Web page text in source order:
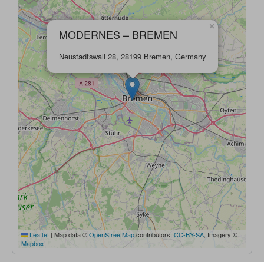
MODERNES – BREMEN
Neustadtswall 28, 28199 Bremen, Germany
×
Leaflet | Map data ©OpenStreetMapcontributors, CC-BY-SA , Imagery ©
Mapbox